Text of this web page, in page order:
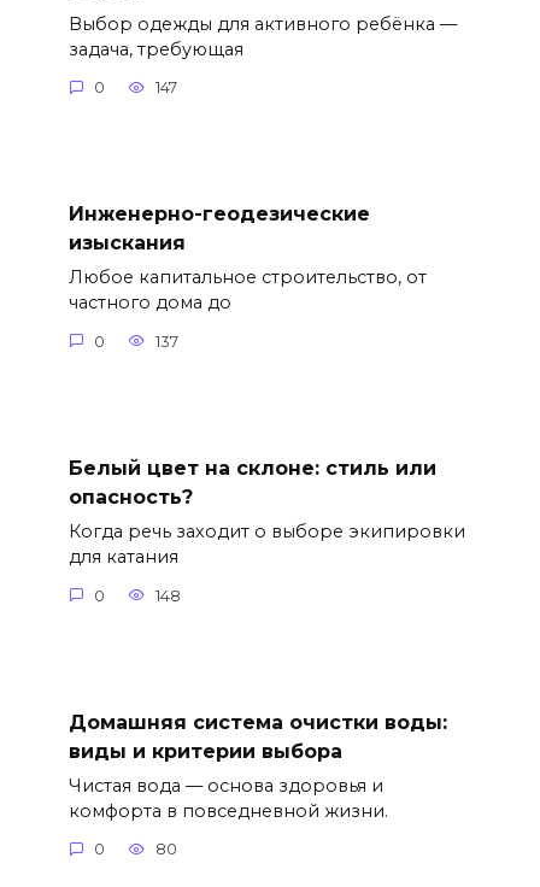
Выбор одежды для активного ребёнка —
задача, требующая
0 147
Инженерно-геодезические
изыскания
Любое капитальное строительство, от
частного дома до
0 137
Белый цвет на склоне: стиль или
опасность?
Когда речь заходит о выборе экипировки
для катания
0 148
Домашняя система очистки воды:
виды и критерии выбора
Чистая вода — основа здоровья и
комфорта в повседневной жизни.
0 80